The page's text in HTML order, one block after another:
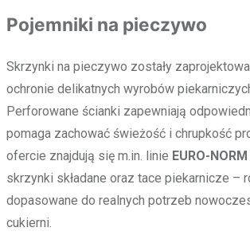
Pojemniki na pieczywo
Skrzynki na pieczywo zostały
ochronie delikatnych wyrobów
Perforowane ścianki zapewniają
pomaga zachować świeżość i chrupkość
ofercie znajdują się m.in. linie EURO-
skrzynki składane oraz tace piekarnicze –
dopasowane do realnych potrzeb
cukierni.